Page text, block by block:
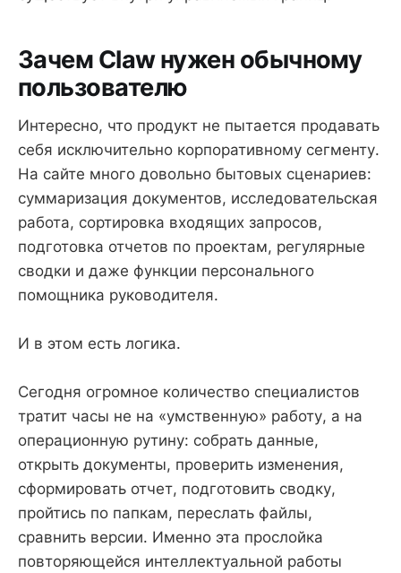
Зачем Claw нужен обычному
пользователю
Интересно, что продукт не пытается продавать
себя исключительно корпоративному сегменту.
На сайте много довольно бытовых сценариев:
суммаризация документов, исследовательская
работа, сортировка входящих запросов,
подготовка отчетов по проектам, регулярные
сводки и даже функции персонального
помощника руководителя.
И в этом есть логика.
Сегодня огромное количество специалистов
тратит часы не на «умственную» работу, а на
операционную рутину: собрать данные,
открыть документы, проверить изменения,
сформировать отчет, подготовить сводку,
пройтись по папкам, переслать файлы,
сравнить версии. Именно эта прослойка
повторяющейся интеллектуальной работы